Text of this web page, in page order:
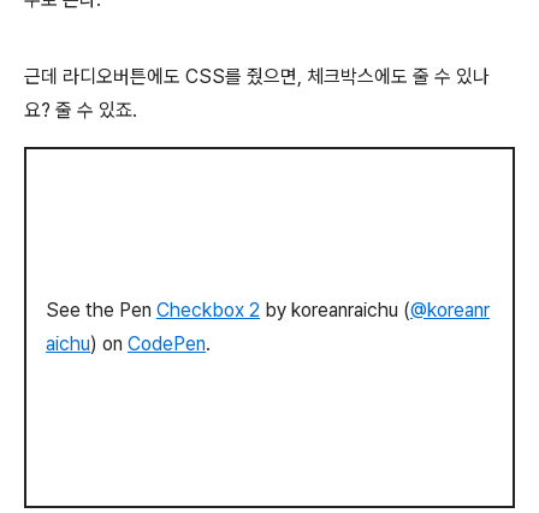
근데 라디오버튼에도 CSS를 줬으면, 체크박스에도 줄 수 있나
요? 줄 수 있죠.
See the Pen Checkbox 2 by koreanraichu (@koreanr
aichu) on CodePen.